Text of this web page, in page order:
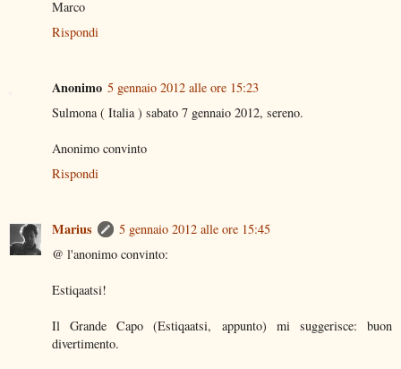
Marco
Rispondi
Anonimo 5 gennaio 2012 alle ore 15:23
Sulmona ( Italia ) sabato 7 gennaio 2012, sereno.
Anonimo convinto
Rispondi
Marius
5 gennaio 2012 alle ore 15:45
@ l'anonimo convinto:
Estiqaatsi!
Il Grande Capo (Estiqaatsi, appunto) mi suggerisce: buon
divertimento.